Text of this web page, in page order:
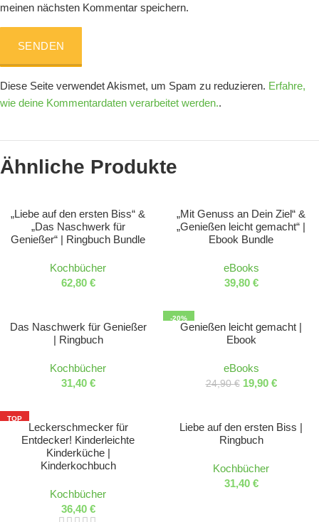
meinen nächsten Kommentar speichern.
Diese Seite verwendet Akismet, um Spam zu reduzieren. Erfahre,
wie deine Kommentardaten verarbeitet werden..
Ähnliche Produkte
„Liebe auf den ersten Biss“ &
„Das Naschwerk für
Genießer“ | Ringbuch Bundle
Kochbücher
62,80 €
„Mit Genuss an Dein Ziel“ &
„Genießen leicht gemacht“ |
Ebook Bundle
eBooks
39,80 €
Das Naschwerk für Genießer
| Ringbuch
Kochbücher
31,40 €
-20%
Genießen leicht gemacht |
Ebook
eBooks
24,90€ 19,90 €
TOP
Leckerschmecker für
Entdecker! Kinderleichte
Kinderküche |
Kinderkochbuch
Kochbücher
36,40 €
Liebe auf den ersten Biss |
Ringbuch
Kochbücher
31,40 €